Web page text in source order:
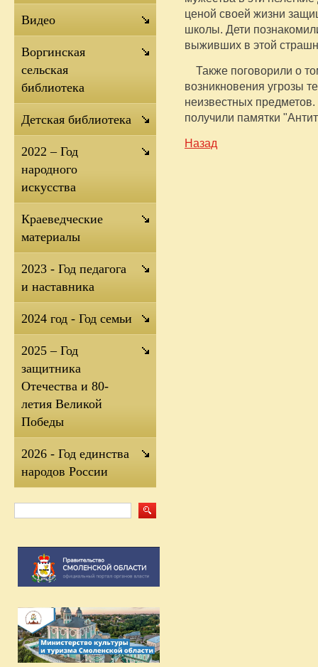
ценой своей жизни
школы. Дети
выживших в этой
Также поговорили о
возникновения угрозы
неизвестных
получили памятки
Назад
Видео
Воргинская
сельская
библиотека
Детская библиотека
2022 – Год
народного
искусства
Краеведческие
материалы
2023 - Год педагога
и наставника
2024 год - Год семьи
2025 – Год
защитника
Отечества и 80-
летия Великой
Победы
2026 - Год единства
народов России